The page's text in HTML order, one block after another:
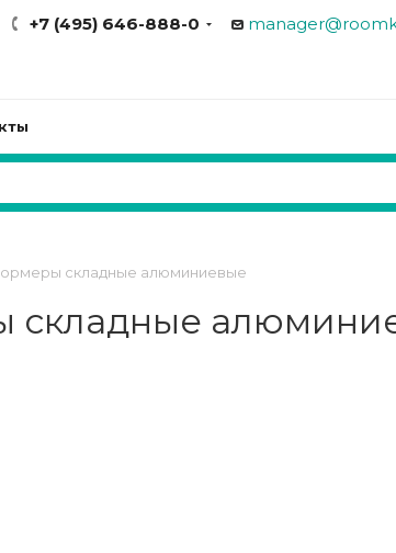
+7 (495) 646-888-0
складные алюминиевые
складные